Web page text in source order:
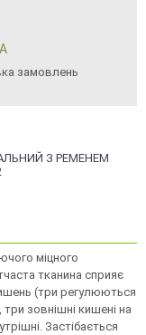
замовлень
міцного
тканина сприяє
(три регулюються
зовнішні кишені на
Застібається